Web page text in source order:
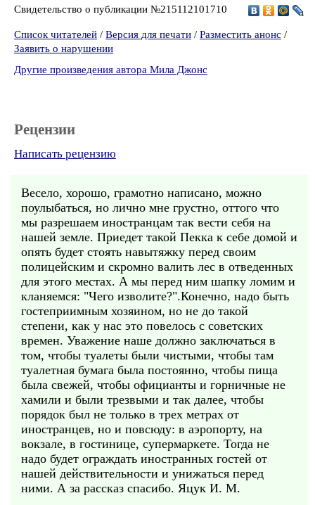
Свидетельство о публикации №215112101710
Список читателей / Версия для печати / Разместить анонс /
Заявить о нарушении
Другие произведения автора Мила Джонс
Рецензии
Написать рецензию
Весело, хорошо, грамотно написано, можно
поулыбаться, но лично мне грустно, оттого что
мы разрешаем иностранцам так вести себя на
нашей земле. Приедет такой Пекка к себе домой и
опять будет стоять навытяжку перед своим
полицейским и скромно валить лес в отведенных
для этого местах. А мы перед ним шапку ломим и
кланяемся: "Чего изволите?".Конечно, надо быть
гостеприимным хозяином, но не до такой
степени, как у нас это повелось с советских
времен. Уважение наше должно заключаться в
том, чтобы туалеты были чистыми, чтобы там
туалетная бумага была постоянно, чтобы пища
была свежей, чтобы официанты и горничные не
хамили и были трезвыми и так далее, чтобы
порядок был не только в трех метрах от
иностранцев, но и повсюду: в аэропорту, на
вокзале, в гостинице, супермаркете. Тогда не
надо будет ограждать иностранных гостей от
нашей действительности и унижаться перед
ними. А за рассказ спасибо. Яцук И. М.